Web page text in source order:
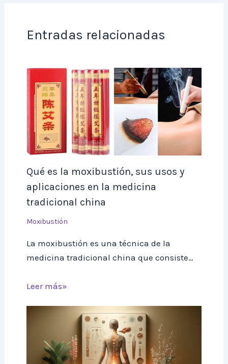
Entradas relacionadas
Qué es la moxibustión, sus usos y
aplicaciones en la medicina
tradicional china
Moxibustión
La moxibustión es una técnica de la
medicina tradicional china que consiste…
Leer más»